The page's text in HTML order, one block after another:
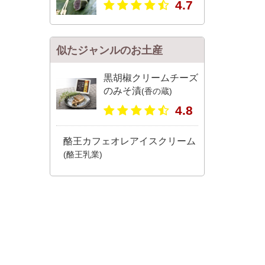
4.7
似たジャンルのお土産
黒胡椒クリームチーズ
のみそ漬(香の蔵)
4.8
酪王カフェオレアイスクリーム
(酪王乳業)